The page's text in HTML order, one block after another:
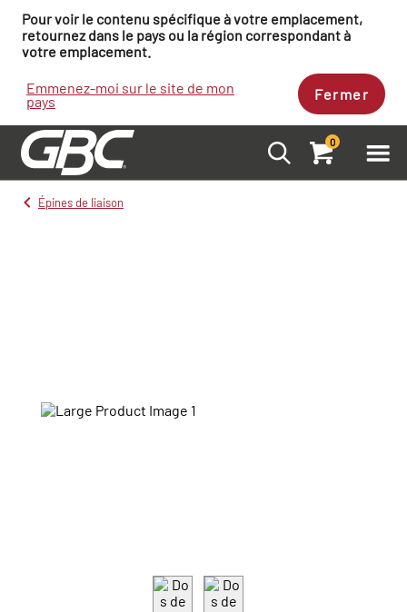
Pour voir le contenu spécifique à votre emplacement,
retournez dans le pays ou la région correspondant à
votre emplacement.
Emmenez-moi sur le site de mon
pays Fermer
0
Épines de liaison